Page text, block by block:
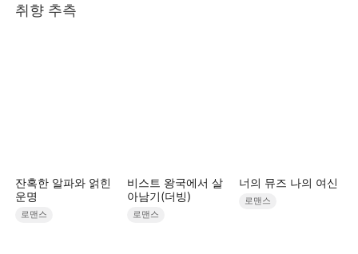
취향 추측
잔혹한 알파와 얽힌
운명
로맨스
비스트 왕국에서 살
아남기(더빙)
로맨스
너의 뮤즈 나의 여신
로맨스